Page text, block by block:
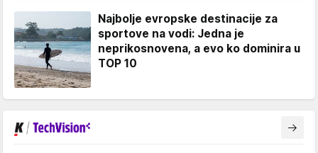
Najbolje evropske destinacije za
sportove na vodi: Jedna je
neprikosnovena, a evo ko dominira u
TOP 10